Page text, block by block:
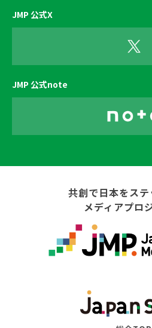
JMP 公式X
JMP 公式note
共創で日本をス
メディアプロ